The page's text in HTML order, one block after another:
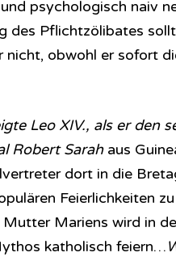
psychologisch naiv
des Pflichtzölibates
nicht, obwohl er sofort
Leo XIV., als er den
Robert Sarahaus
dort in die
Feierlichkeiten
Mariens wird in
katholisch feiern…